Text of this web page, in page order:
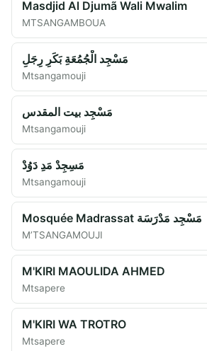
Masdjid Al Djumã Wali Mwalim
MTSANGAMBOUA
مَسْجِد الْجُمُعَةِ بَكَرِ رِجَلِ
Mtsangamouji
مَسْجِد بيت المقدس
Mtsangamouji
مَسِجِدْ مَدِ دَوُدْ
Mtsangamouji
Mosquée Madrassat مَسْجِد مَدْرَسَة
M’TSANGAMOUJI
M'KIRI MAOULIDA AHMED
Mtsapere
M'KIRI WA TROTRO
Mtsapere